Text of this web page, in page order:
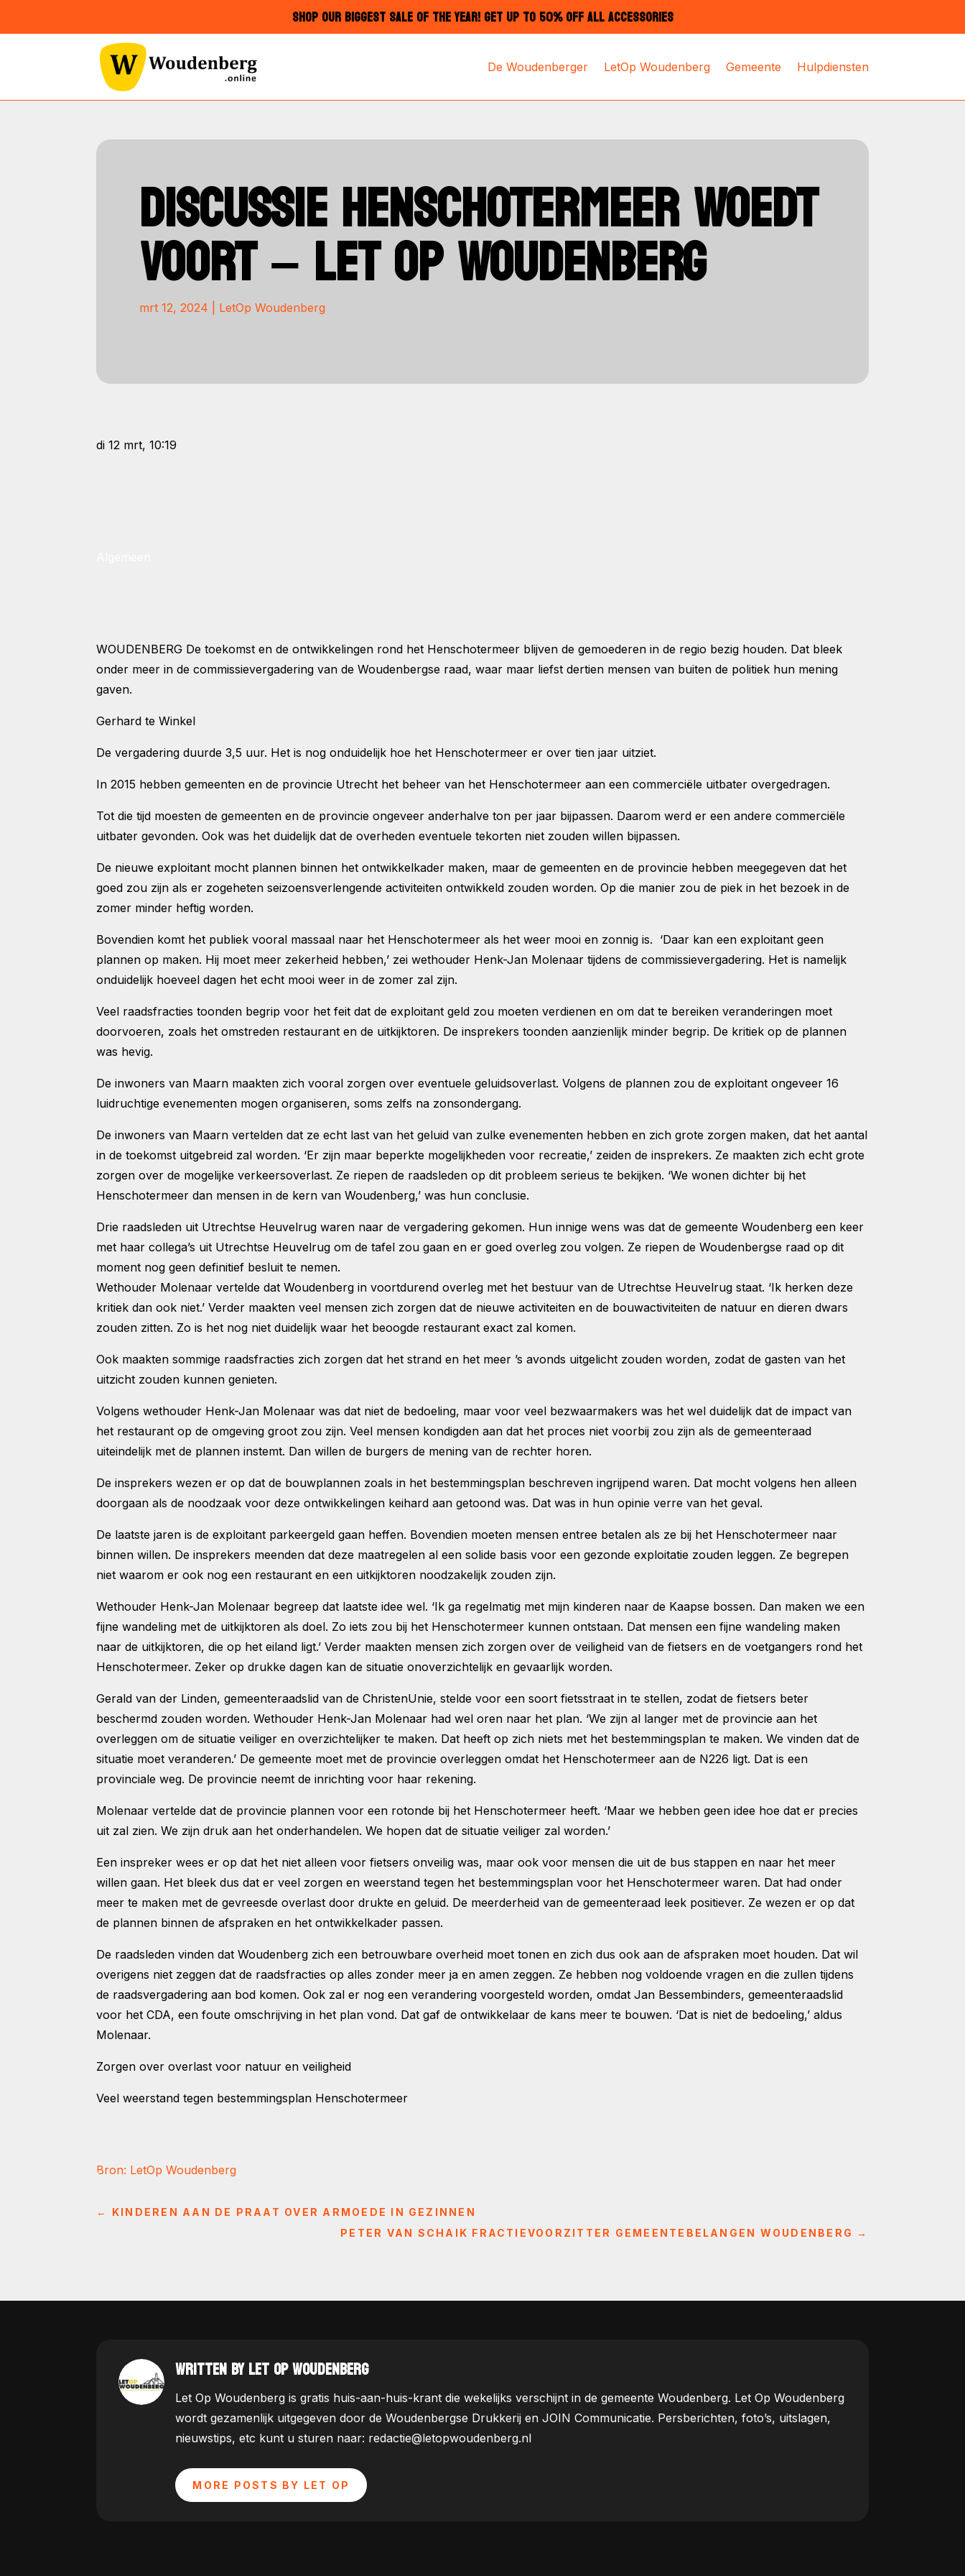
SHOP OUR BIGGEST SALE OF THE YEAR! GET UP TO 50% OFF ALL ACCESSORIES
De Woudenberger LetOp Woudenberg Gemeente Hulpdiensten
DISCUSSIE HENSCHOTERMEER WOEDT
VOORT – LET OP WOUDENBERG
mrt 12, 2024 LetOp Woudenberg
di 12 mrt, 10:19
WOUDENBERG De toekomst en de ontwikkelingen rond het Henschotermeer blijven de gemoederen in de regio bezig houden. Dat bleek
onder meer in de commissievergadering van de Woudenbergse raad, waar maar liefst dertien mensen van buiten de politiek hun mening
gaven.
Gerhard te Winkel
De vergadering duurde 3,5 uur. Het is nog onduidelijk hoe het Henschotermeer er over tien jaar uitziet.
In 2015 hebben gemeenten en de provincie Utrecht het beheer van het Henschotermeer aan een commerciële uitbater overgedragen.
Tot die tijd moesten de gemeenten en de provincie ongeveer anderhalve ton per jaar bijpassen. Daarom werd er een andere commerciële
uitbater gevonden. Ook was het duidelijk dat de overheden eventuele tekorten niet zouden willen bijpassen.
De nieuwe exploitant mocht plannen binnen het ontwikkelkader maken, maar de gemeenten en de provincie hebben meegegeven dat het
goed zou zijn als er zogeheten seizoensverlengende activiteiten ontwikkeld zouden worden. Op die manier zou de piek in het bezoek in de
zomer minder heftig worden.
Bovendien komt het publiek vooral massaal naar het Henschotermeer als het weer mooi en zonnig is. ‘Daar kan een exploitant geen
plannen op maken. Hij moet meer zekerheid hebben,’ zei wethouder Henk-Jan Molenaar tijdens de commissievergadering. Het is namelijk
onduidelijk hoeveel dagen het echt mooi weer in de zomer zal zijn.
Veel raadsfracties toonden begrip voor het feit dat de exploitant geld zou moeten verdienen en om dat te bereiken veranderingen moet
doorvoeren, zoals het omstreden restaurant en de uitkijktoren. De insprekers toonden aanzienlijk minder begrip. De kritiek op de plannen
was hevig.
De inwoners van Maarn maakten zich vooral zorgen over eventuele geluidsoverlast. Volgens de plannen zou de exploitant ongeveer 16
luidruchtige evenementen mogen organiseren, soms zelfs na zonsondergang.
De inwoners van Maarn vertelden dat ze echt last van het geluid van zulke evenementen hebben en zich grote zorgen maken, dat het aantal
in de toekomst uitgebreid zal worden. ‘Er zijn maar beperkte mogelijkheden voor recreatie,’ zeiden de insprekers. Ze maakten zich echt grote
zorgen over de mogelijke verkeersoverlast. Ze riepen de raadsleden op dit probleem serieus te bekijken. ‘We wonen dichter bij het
Henschotermeer dan mensen in de kern van Woudenberg,’ was hun conclusie.
Drie raadsleden uit Utrechtse Heuvelrug waren naar de vergadering gekomen. Hun innige wens was dat de gemeente Woudenberg een keer
met haar collega’s uit Utrechtse Heuvelrug om de tafel zou gaan en er goed overleg zou volgen. Ze riepen de Woudenbergse raad op dit
moment nog geen definitief besluit te nemen.
Wethouder Molenaar vertelde dat Woudenberg in voortdurend overleg met het bestuur van de Utrechtse Heuvelrug staat. ‘Ik herken deze
kritiek dan ook niet.’ Verder maakten veel mensen zich zorgen dat de nieuwe activiteiten en de bouwactiviteiten de natuur en dieren dwars
zouden zitten. Zo is het nog niet duidelijk waar het beoogde restaurant exact zal komen.
Ook maakten sommige raadsfracties zich zorgen dat het strand en het meer ’s avonds uitgelicht zouden worden, zodat de gasten van het
uitzicht zouden kunnen genieten.
Volgens wethouder Henk-Jan Molenaar was dat niet de bedoeling, maar voor veel bezwaarmakers was het wel duidelijk dat de impact van
het restaurant op de omgeving groot zou zijn. Veel mensen kondigden aan dat het proces niet voorbij zou zijn als de gemeenteraad
uiteindelijk met de plannen instemt. Dan willen de burgers de mening van de rechter horen.
De insprekers wezen er op dat de bouwplannen zoals in het bestemmingsplan beschreven ingrijpend waren. Dat mocht volgens hen alleen
doorgaan als de noodzaak voor deze ontwikkelingen keihard aan getoond was. Dat was in hun opinie verre van het geval.
De laatste jaren is de exploitant parkeergeld gaan heffen. Bovendien moeten mensen entree betalen als ze bij het Henschotermeer naar
binnen willen. De insprekers meenden dat deze maatregelen al een solide basis voor een gezonde exploitatie zouden leggen. Ze begrepen
niet waarom er ook nog een restaurant en een uitkijktoren noodzakelijk zouden zijn.
Wethouder Henk-Jan Molenaar begreep dat laatste idee wel. ‘Ik ga regelmatig met mijn kinderen naar de Kaapse bossen. Dan maken we een
fijne wandeling met de uitkijktoren als doel. Zo iets zou bij het Henschotermeer kunnen ontstaan. Dat mensen een fijne wandeling maken
naar de uitkijktoren, die op het eiland ligt.’ Verder maakten mensen zich zorgen over de veiligheid van de fietsers en de voetgangers rond het
Henschotermeer. Zeker op drukke dagen kan de situatie onoverzichtelijk en gevaarlijk worden.
Gerald van der Linden, gemeenteraadslid van de ChristenUnie, stelde voor een soort fietsstraat in te stellen, zodat de fietsers beter
beschermd zouden worden. Wethouder Henk-Jan Molenaar had wel oren naar het plan. ‘We zijn al langer met de provincie aan het
overleggen om de situatie veiliger en overzichtelijker te maken. Dat heeft op zich niets met het bestemmingsplan te maken. We vinden dat de
situatie moet veranderen.’ De gemeente moet met de provincie overleggen omdat het Henschotermeer aan de N226 ligt. Dat is een
provinciale weg. De provincie neemt de inrichting voor haar rekening.
Molenaar vertelde dat de provincie plannen voor een rotonde bij het Henschotermeer heeft. ‘Maar we hebben geen idee hoe dat er precies
uit zal zien. We zijn druk aan het onderhandelen. We hopen dat de situatie veiliger zal worden.’
Een inspreker wees er op dat het niet alleen voor fietsers onveilig was, maar ook voor mensen die uit de bus stappen en naar het meer
willen gaan. Het bleek dus dat er veel zorgen en weerstand tegen het bestemmingsplan voor het Henschotermeer waren. Dat had onder
meer te maken met de gevreesde overlast door drukte en geluid. De meerderheid van de gemeenteraad leek positiever. Ze wezen er op dat
de plannen binnen de afspraken en het ontwikkelkader passen.
De raadsleden vinden dat Woudenberg zich een betrouwbare overheid moet tonen en zich dus ook aan de afspraken moet houden. Dat wil
overigens niet zeggen dat de raadsfracties op alles zonder meer ja en amen zeggen. Ze hebben nog voldoende vragen en die zullen tijdens
de raadsvergadering aan bod komen. Ook zal er nog een verandering voorgesteld worden, omdat Jan Bessembinders, gemeenteraadslid
voor het CDA, een foute omschrijving in het plan vond. Dat gaf de ontwikkelaar de kans meer te bouwen. ‘Dat is niet de bedoeling,’ aldus
Molenaar.
Zorgen over overlast voor natuur en veiligheid
Veel weerstand tegen bestemmingsplan Henschotermeer
Bron: LetOp Woudenberg
← KINDEREN AAN DE PRAAT OVER ARMOEDE IN GEZINNEN
PETER VAN SCHAIK FRACTIEVOORZITTER GEMEENTEBELANGEN WOUDENBERG →
WRITTEN BY LET OP WOUDENBERG
Let Op Woudenberg is gratis huis-aan-huis-krant die wekelijks verschijnt in de gemeente Woudenberg. Let Op Woudenberg
wordt gezamenlijk uitgegeven door de Woudenbergse Drukkerij en JOIN Communicatie. Persberichten, foto’s, uitslagen,
nieuwstips, etc kunt u sturen naar: redactie@letopwoudenberg.nl
MORE POSTS BY LET OP